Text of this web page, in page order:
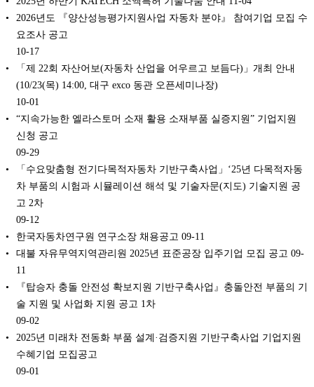
2026년도 『양산성능평가지원사업 자동차 분야』 참여기업 모집 수
요조사 공고
10-17
「제 22회 자산어보(자동차 산업을 어우르고 보듬다)」개최 안내
(10/23(목) 14:00, 대구 exco 동관 오픈세미나장)
10-01
“지속가능한 엘라스토머 소재 활용 소재부품 실증지원” 기업지원
신청 공고
09-29
「수요맞춤형 전기다목적자동차 기반구축사업」‘25년 다목적자동
차 부품의 시험과 시뮬레이션 해석 및 기술자문(지도) 기술지원 공
고 2차
09-12
한국자동차연구원 연구소장 채용공고 09-11
대불 자유무역지역관리원 2025년 표준공장 입주기업 모집 공고 09-
11
『탑승자 충돌 안전성 확보지원 기반구축사업』충돌안전 부품의 기
술 지원 및 사업화 지원 공고 1차
09-02
2025년 미래차 전동화 부품 설계·검증지원 기반구축사업 기업지원
수혜기업 모집공고
09-01